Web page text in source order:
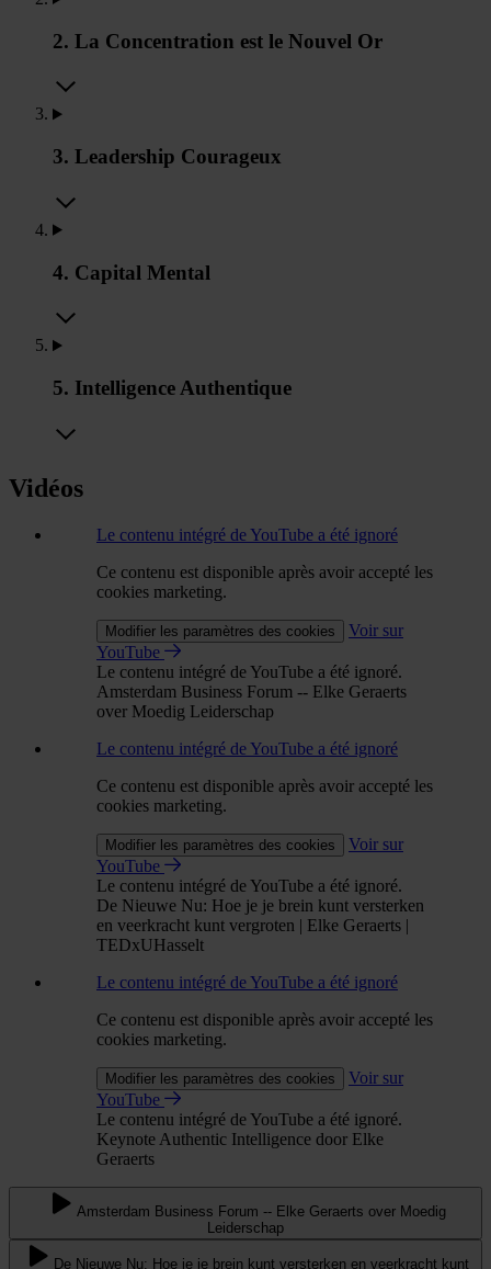
2. La Concentration est le Nouvel Or
3. Leadership Courageux
4. Capital Mental
5. Intelligence Authentique
Vidéos
Le contenu intégré de YouTube a été ignoré
Ce contenu est disponible après avoir accepté les
cookies marketing.
Modifier les paramètres des cookies
Voir sur
YouTube
Le contenu intégré de YouTube a été ignoré.
Amsterdam Business Forum -- Elke Geraerts
over Moedig Leiderschap
Le contenu intégré de YouTube a été ignoré
Ce contenu est disponible après avoir accepté les
cookies marketing.
Modifier les paramètres des cookies
Voir sur
YouTube
Le contenu intégré de YouTube a été ignoré.
De Nieuwe Nu: Hoe je je brein kunt versterken
en veerkracht kunt vergroten | Elke Geraerts |
TEDxUHasselt
Le contenu intégré de YouTube a été ignoré
Ce contenu est disponible après avoir accepté les
cookies marketing.
Modifier les paramètres des cookies
Voir sur
YouTube
Le contenu intégré de YouTube a été ignoré.
Keynote Authentic Intelligence door Elke
Geraerts
Amsterdam Business Forum -- Elke Geraerts over Moedig
Leiderschap
De Nieuwe Nu: Hoe je je brein kunt versterken en veerkracht kunt